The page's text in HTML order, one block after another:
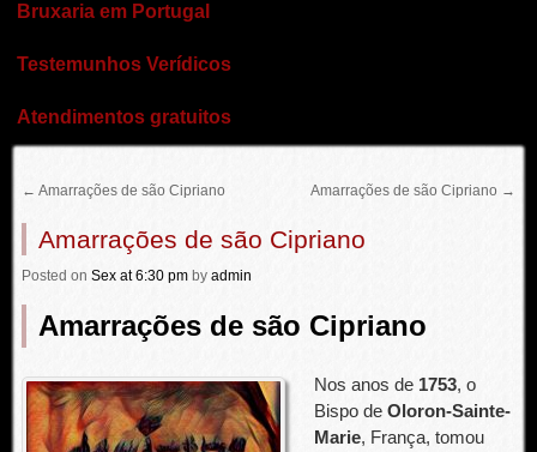
Bruxaria em Portugal
Testemunhos Verídicos
Atendimentos gratuitos
← Amarrações de são Cipriano Amarrações de são Cipriano →
Amarrações de são Cipriano
Posted on Sex at 6:30 pm by admin
Amarrações de são Cipriano
Nos anos de 1753, o
Bispo de Oloron-Sainte-
Marie, França, tomou